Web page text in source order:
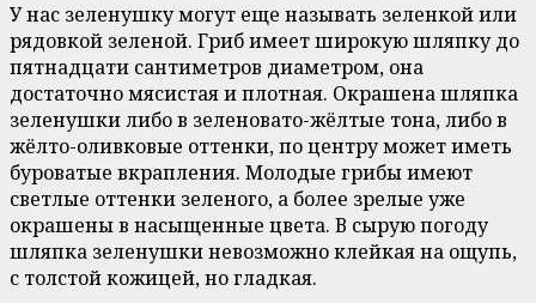
У нас зеленушку могут еще называть зеленкой или
рядовкой зеленой. Гриб имеет широкую шляпку до
пятнадцати сантиметров диаметром, она
достаточно мясистая и плотная. Окрашена шляпка
зеленушки либо в зеленовато-жёлтые тона, либо в
жёлто-оливковые оттенки, по центру может иметь
буроватые вкрапления. Молодые грибы имеют
светлые оттенки зеленого, а более зрелые уже
окрашены в насыщенные цвета. В сырую погоду
шляпка зеленушки невозможно клейкая на ощупь,
с толстой кожицей, но гладкая.